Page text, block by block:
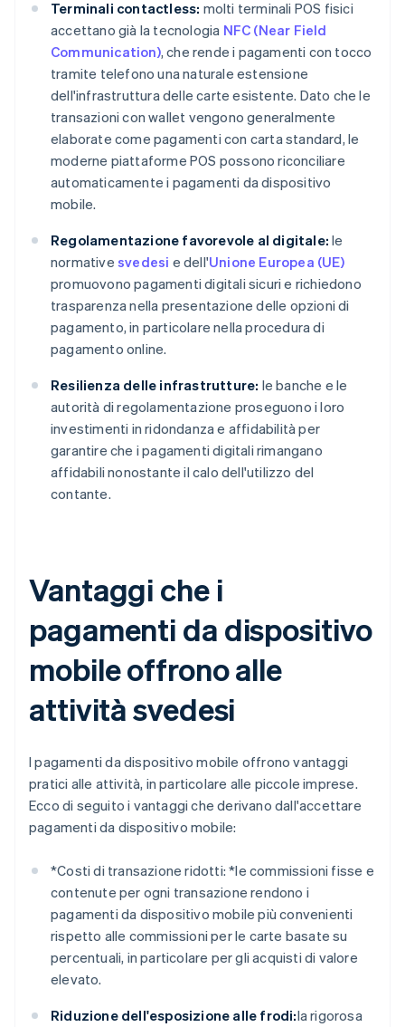
Terminali contactless: molti terminali POS fisici
accettano già la tecnologia NFC (Near Field
Communication), che rende i pagamenti con tocco
tramite telefono una naturale estensione
dell'infrastruttura delle carte esistente. Dato che le
transazioni con wallet vengono generalmente
elaborate come pagamenti con carta standard, le
moderne piattaforme POS possono riconciliare
automaticamente i pagamenti da dispositivo
mobile.
Regolamentazione favorevole al digitale: le
normative svedesi e dell'Unione Europea (UE)
promuovono pagamenti digitali sicuri e richiedono
trasparenza nella presentazione delle opzioni di
pagamento, in particolare nella procedura di
pagamento online.
Resilienza delle infrastrutture: le banche e le
autorità di regolamentazione proseguono i loro
investimenti in ridondanza e affidabilità per
garantire che i pagamenti digitali rimangano
affidabili nonostante il calo dell'utilizzo del
contante.
Vantaggi che i
pagamenti da dispositivo
mobile offrono alle
attività svedesi
I pagamenti da dispositivo mobile offrono vantaggi
pratici alle attività, in particolare alle piccole imprese.
Ecco di seguito i vantaggi che derivano dall'accettare
pagamenti da dispositivo mobile:
*Costi di transazione ridotti: *le commissioni fisse e
contenute per ogni transazione rendono i
pagamenti da dispositivo mobile più convenienti
rispetto alle commissioni per le carte basate su
percentuali, in particolare per gli acquisti di valore
elevato.
Riduzione dell'esposizione alle frodi:la rigorosa